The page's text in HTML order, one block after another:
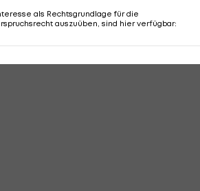
als Rechtsgrundlage für die
auszuüben, sind hier verfügbar: